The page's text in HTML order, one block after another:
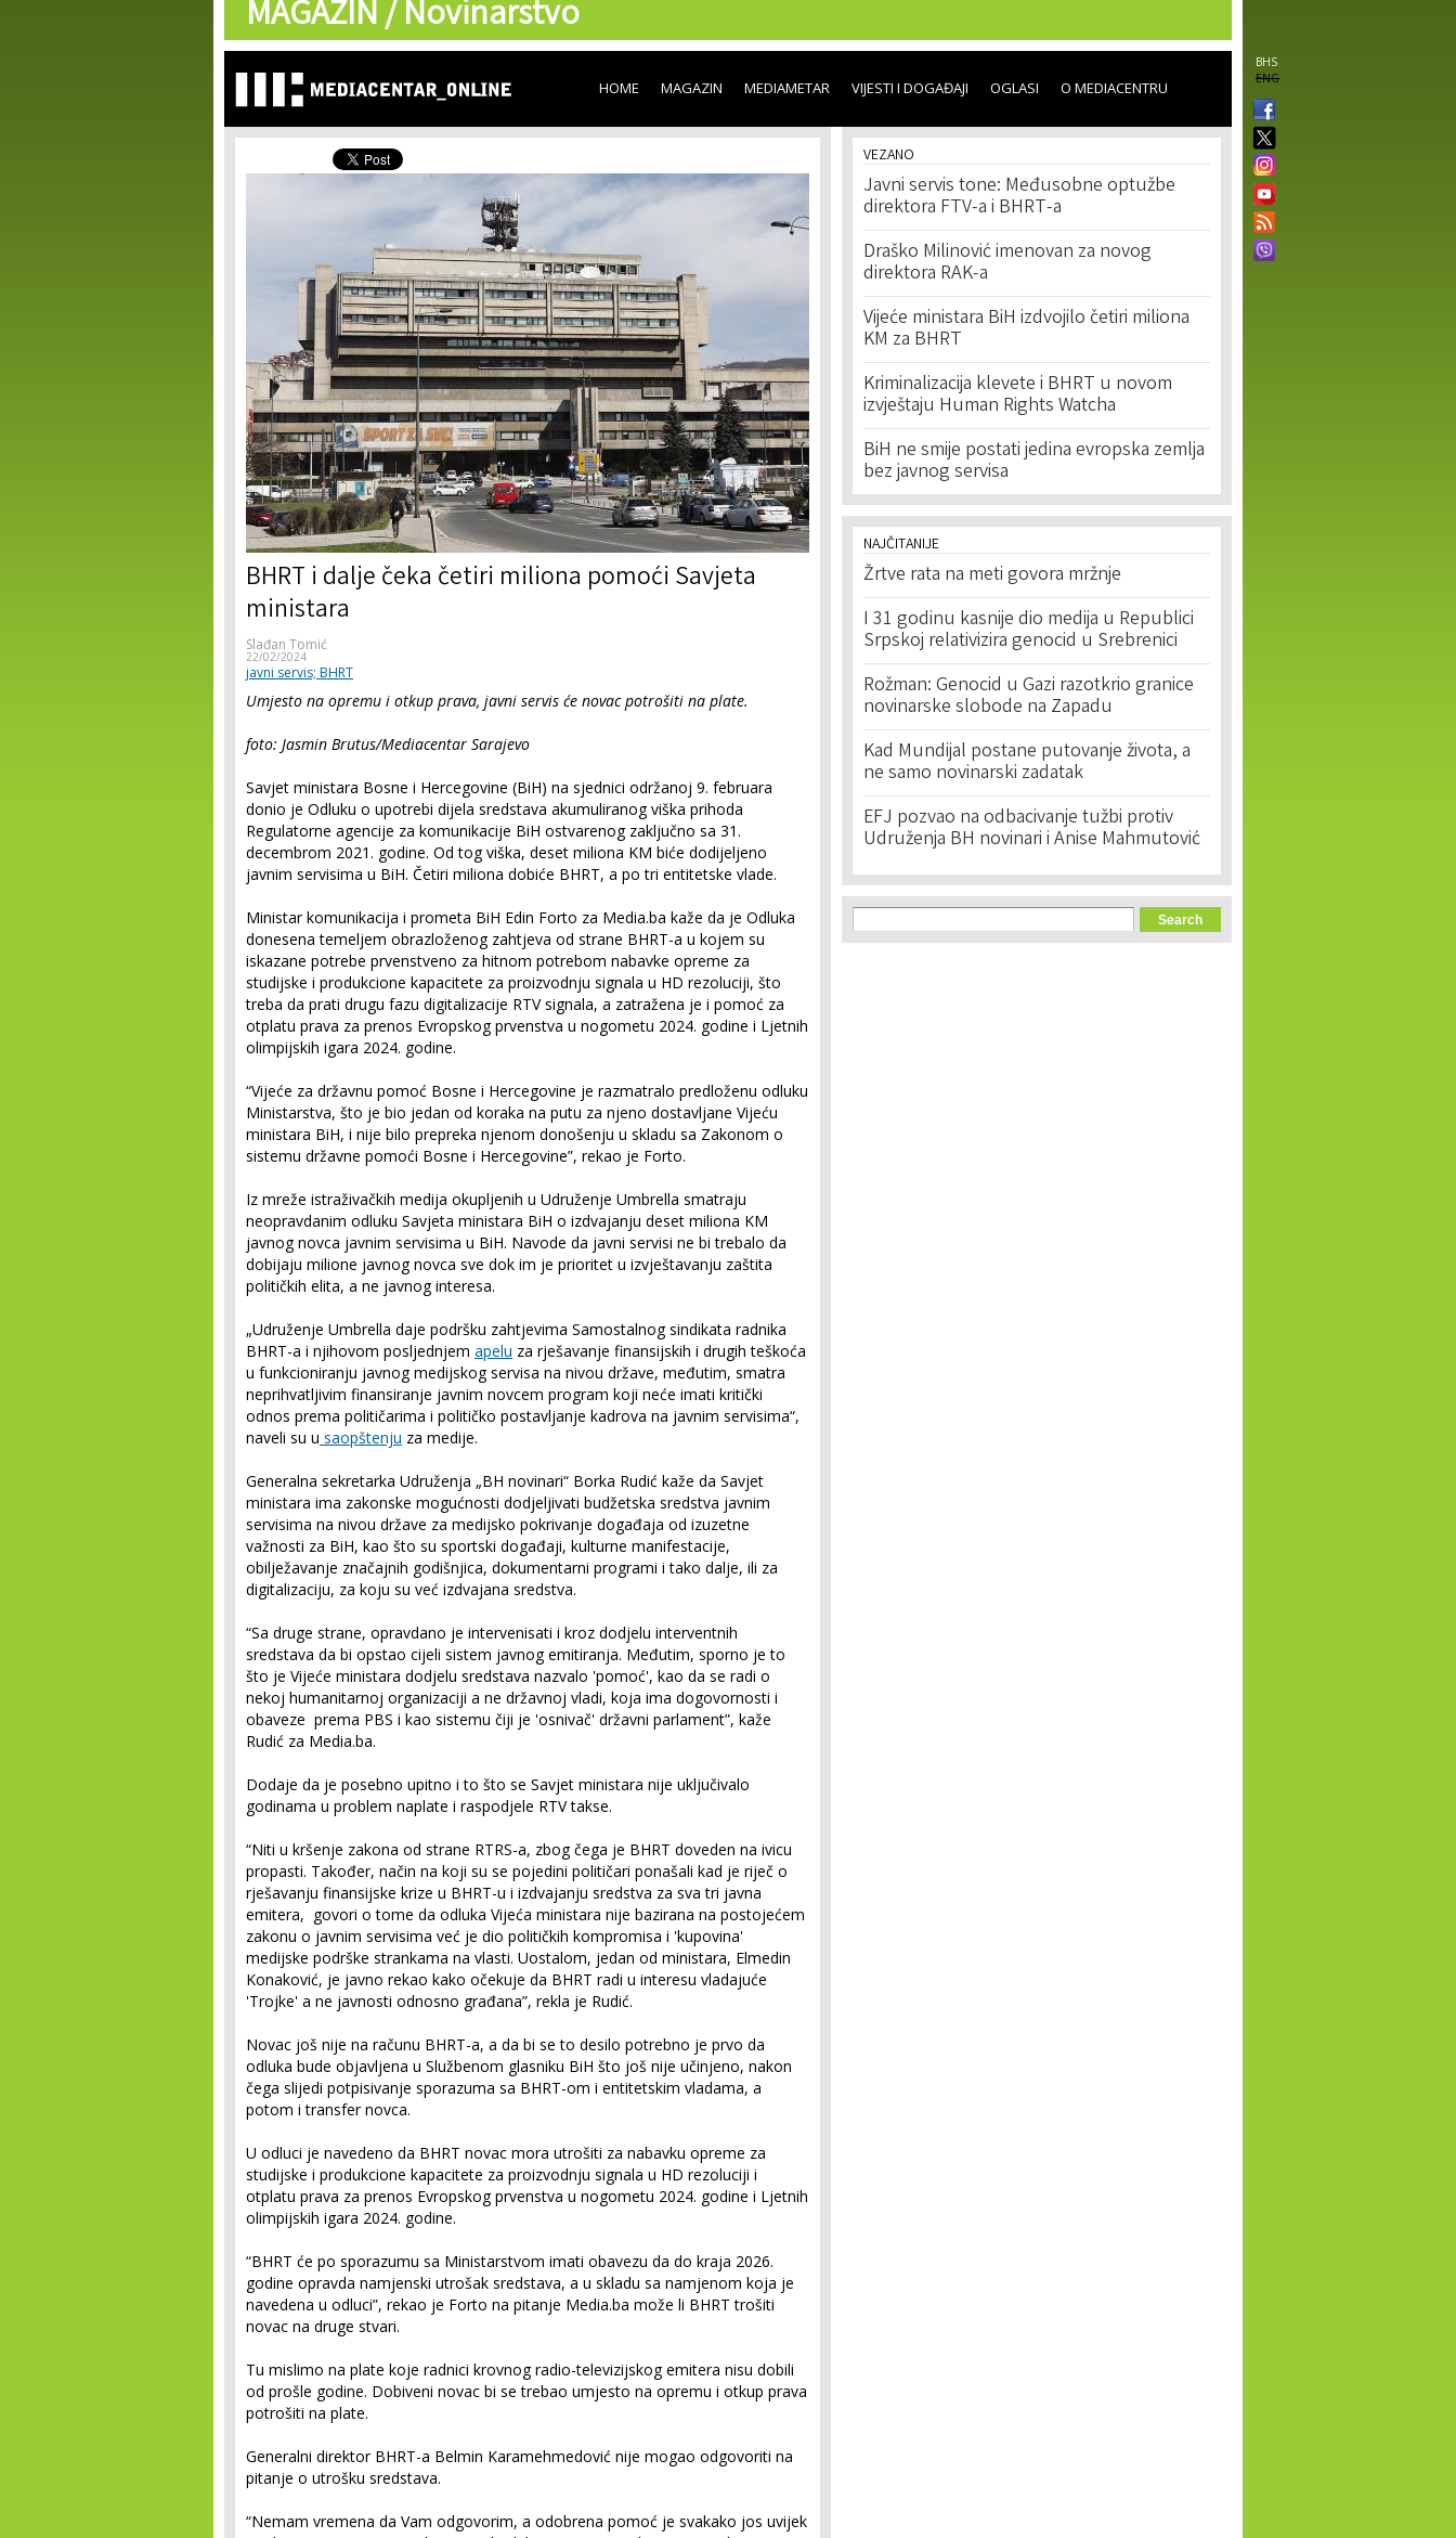
content
MAGAZIN /Novinarstvo
BHS
ENG
HOME MAGAZIN MEDIAMETAR VIJESTI I DOGAĐAJI OGLASI O MEDIACENTRU
BHRT i dalje čeka četiri miliona pomoći Savjeta
ministara
Slađan Tomić
22/02/2024
javni servis; BHRT
Umjesto na opremu i otkup prava, javni servis će novac potrošiti na plate.
foto: Jasmin Brutus/Mediacentar Sarajevo
Savjet ministara Bosne i Hercegovine (BiH) na sjednici održanoj 9. februara
donio je Odluku o upotrebi dijela sredstava akumuliranog viška prihoda
Regulatorne agencije za komunikacije BiH ostvarenog zaključno sa 31.
decembrom 2021. godine. Od tog viška, deset miliona KM biće dodijeljeno
javnim servisima u BiH. Četiri miliona dobiće BHRT, a po tri entitetske vlade.
Ministar komunikacija i prometa BiH Edin Forto za Media.ba kaže da je Odluka
donesena temeljem obrazloženog zahtjeva od strane BHRT-a u kojem su
iskazane potrebe prvenstveno za hitnom potrebom nabavke opreme za
studijske i produkcione kapacitete za proizvodnju signala u HD rezoluciji, što
treba da prati drugu fazu digitalizacije RTV signala, a zatražena je i pomoć za
otplatu prava za prenos Evropskog prvenstva u nogometu 2024. godine i Ljetnih
olimpijskih igara 2024. godine.
“Vijeće za državnu pomoć Bosne i Hercegovine je razmatralo predloženu odluku
Ministarstva, što je bio jedan od koraka na putu za njeno dostavljane Vijeću
ministara BiH, i nije bilo prepreka njenom donošenju u skladu sa Zakonom o
sistemu državne pomoći Bosne i Hercegovine”, rekao je Forto.
Iz mreže istraživačkih medija okupljenih u Udruženje Umbrella smatraju
neopravdanim odluku Savjeta ministara BiH o izdvajanju deset miliona KM
javnog novca javnim servisima u BiH. Navode da javni servisi ne bi trebalo da
dobijaju milione javnog novca sve dok im je prioritet u izvještavanju zaštita
političkih elita, a ne javnog interesa.
„Udruženje Umbrella daje podršku zahtjevima Samostalnog sindikata radnika
BHRT-a i njihovom posljednjem apelu za rješavanje finansijskih i drugih teškoća
u funkcioniranju javnog medijskog servisa na nivou države, međutim, smatra
neprihvatljivim finansiranje javnim novcem program koji neće imati kritički
odnos prema političarima i političko postavljanje kadrova na javnim servisima“,
naveli su u saopštenju za medije.
Generalna sekretarka Udruženja „BH novinari“ Borka Rudić kaže da Savjet
ministara ima zakonske mogućnosti dodjeljivati budžetska sredstva javnim
servisima na nivou države za medijsko pokrivanje događaja od izuzetne
važnosti za BiH, kao što su sportski događaji, kulturne manifestacije,
obilježavanje značajnih godišnjica, dokumentarni programi i tako dalje, ili za
digitalizaciju, za koju su već izdvajana sredstva.
“Sa druge strane, opravdano je intervenisati i kroz dodjelu interventnih
sredstava da bi opstao cijeli sistem javnog emitiranja. Međutim, sporno je to
što je Vijeće ministara dodjelu sredstava nazvalo 'pomoć', kao da se radi o
nekoj humanitarnoj organizaciji a ne državnoj vladi, koja ima dogovornosti i
obaveze prema PBS i kao sistemu čiji je 'osnivač' državni parlament”, kaže
Rudić za Media.ba.
Dodaje da je posebno upitno i to što se Savjet ministara nije uključivalo
godinama u problem naplate i raspodjele RTV takse.
“Niti u kršenje zakona od strane RTRS-a, zbog čega je BHRT doveden na ivicu
propasti. Također, način na koji su se pojedini političari ponašali kad je riječ o
rješavanju finansijske krize u BHRT-u i izdvajanju sredstva za sva tri javna
emitera, govori o tome da odluka Vijeća ministara nije bazirana na postojećem
zakonu o javnim servisima već je dio političkih kompromisa i 'kupovina'
medijske podrške strankama na vlasti. Uostalom, jedan od ministara, Elmedin
Konaković, je javno rekao kako očekuje da BHRT radi u interesu vladajuće
'Trojke' a ne javnosti odnosno građana”, rekla je Rudić.
Novac još nije na računu BHRT-a, a da bi se to desilo potrebno je prvo da
odluka bude objavljena u Službenom glasniku BiH što još nije učinjeno, nakon
čega slijedi potpisivanje sporazuma sa BHRT-om i entitetskim vladama, a
potom i transfer novca.
U odluci je navedeno da BHRT novac mora utrošiti za nabavku opreme za
studijske i produkcione kapacitete za proizvodnju signala u HD rezoluciji i
otplatu prava za prenos Evropskog prvenstva u nogometu 2024. godine i Ljetnih
olimpijskih igara 2024. godine.
“BHRT će po sporazumu sa Ministarstvom imati obavezu da do kraja 2026.
godine opravda namjenski utrošak sredstava, a u skladu sa namjenom koja je
navedena u odluci”, rekao je Forto na pitanje Media.ba može li BHRT trošiti
novac na druge stvari.
Tu mislimo na plate koje radnici krovnog radio-televizijskog emitera nisu dobili
od prošle godine. Dobiveni novac bi se trebao umjesto na opremu i otkup prava
potrošiti na plate.
Generalni direktor BHRT-a Belmin Karamehmedović nije mogao odgovoriti na
pitanje o utrošku sredstava.
“Nemam vremena da Vam odgovorim, a odobrena pomoć je svakako jos uvijek
VEZANO
Javni servis tone: Međusobne optužbe
direktora FTV-a i BHRT-a
Draško Milinović imenovan za novog
direktora RAK-a
Vijeće ministara BiH izdvojilo četiri miliona
KM za BHRT
Kriminalizacija klevete i BHRT u novom
izvještaju Human Rights Watcha
BiH ne smije postati jedina evropska zemlja
bez javnog servisa
NAJČITANIJE
Žrtve rata na meti govora mržnje
I 31 godinu kasnije dio medija u Republici
Srpskoj relativizira genocid u Srebrenici
Rožman: Genocid u Gazi razotkrio granice
novinarske slobode na Zapadu
Kad Mundijal postane putovanje života, a
ne samo novinarski zadatak
EFJ pozvao na odbacivanje tužbi protiv
Udruženja BH novinari i Anise Mahmutović
Search form
Search